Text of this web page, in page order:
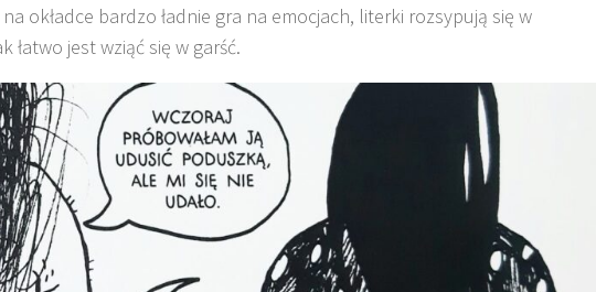
okładce bardzo ładnie gra na emocjach, literki rozsypują się w
łatwo jest wziąć się w garść.